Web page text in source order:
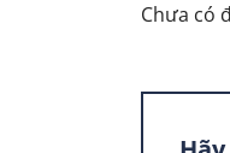
Chưa có